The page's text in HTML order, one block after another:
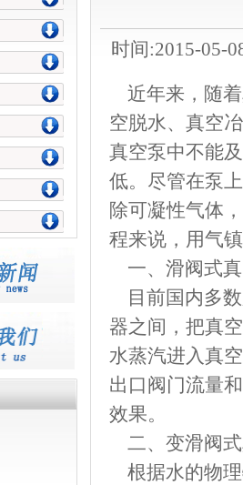
时间:2015-05-
近年来，随着
空脱水、真空
真空泵中不能
低。尽管在泵
除可凝性气体
程来说，用气
一、滑阀式
目前国内多数
器之间，把真
水蒸汽进入真
出口阀门流量
效果。
二、变滑阀
根据水的物理